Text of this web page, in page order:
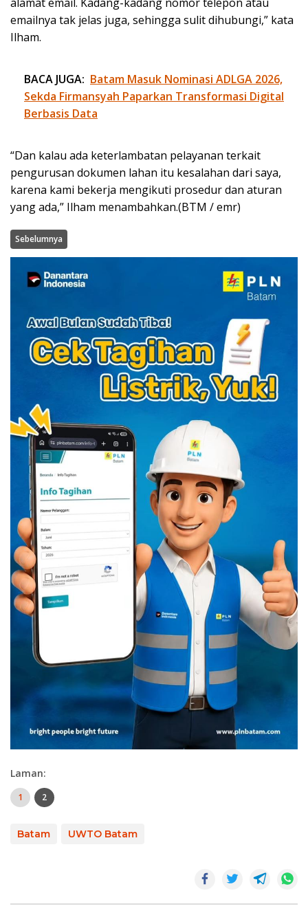
emailnya tak jelas juga, sehingga sulit dihubungi,” kata
Ilham.
BACA JUGA: Batam Masuk Nominasi ADLGA 2026,
Sekda Firmansyah Paparkan Transformasi Digital
Berbasis Data
“Dan kalau ada keterlambatan pelayanan terkait
pengurusan dokumen lahan itu kesalahan dari saya,
karena kami bekerja mengikuti prosedur dan aturan
yang ada,” Ilham menambahkan.(BTM / emr)
Sebelumnya
Laman:
1 2
Batam UWTO Batam